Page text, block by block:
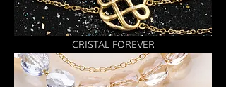
CRISTAL FOREVER